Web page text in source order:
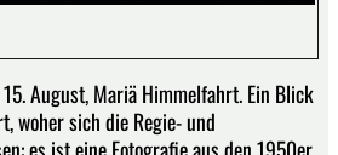
August, Mariä Himmelfahrt. Ein Blick
woher sich die Regie- und